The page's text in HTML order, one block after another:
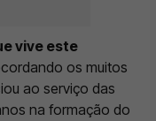
vive este
os muitos
ao serviço das
na formação do